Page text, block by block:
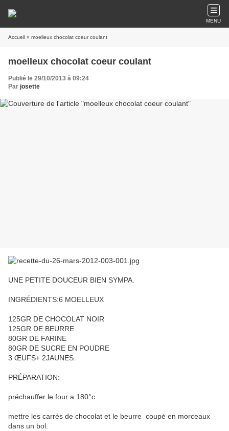
MENU
Accueil » moelleux chocolat coeur coulant
moelleux chocolat coeur coulant
Publié le 29/10/2013 à 09:24
Par josette
UNE PETITE DOUCEUR BIEN SYMPA.
INGRÉDIENTS:6 MOELLEUX
125GR DE CHOCOLAT NOIR
125GR DE BEURRE
80GR DE FARINE
80GR DE SUCRE EN POUDRE
3 ŒUFS+ 2JAUNES.
PRÉPARATION:
préchauffer le four a 180°c.
mettre les carrés de chocolat et le beurre coupé en morceaux
dans un bol.